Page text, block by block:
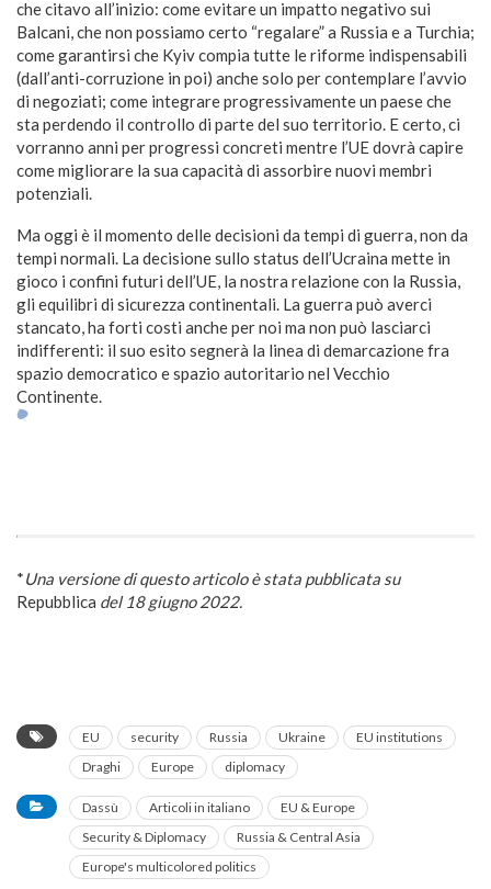
che citavo all’inizio: come evitare un impatto negativo sui
Balcani, che non possiamo certo “regalare” a Russia e a Turchia;
come garantirsi che Kyiv compia tutte le riforme indispensabili
(dall’anti-corruzione in poi) anche solo per contemplare l’avvio
di negoziati; come integrare progressivamente un paese che
sta perdendo il controllo di parte del suo territorio. E certo, ci
vorranno anni per progressi concreti mentre l’UE dovrà capire
come migliorare la sua capacità di assorbire nuovi membri
potenziali.
Ma oggi è il momento delle decisioni da tempi di guerra, non da
tempi normali. La decisione sullo status dell’Ucraina mette in
gioco i confini futuri dell’UE, la nostra relazione con la Russia,
gli equilibri di sicurezza continentali. La guerra può averci
stancato, ha forti costi anche per noi ma non può lasciarci
indifferenti: il suo esito segnerà la linea di demarcazione fra
spazio democratico e spazio autoritario nel Vecchio
Continente.
*Una versione di questo articolo è stata pubblicata su
Repubblica del 18 giugno 2022.
EU security Russia Ukraine
EU institutions
Draghi
Europe diplomacy
Dassù Articoli in italiano
EU & Europe
Security & Diplomacy
Russia & Central Asia
Europe's multicolored politics